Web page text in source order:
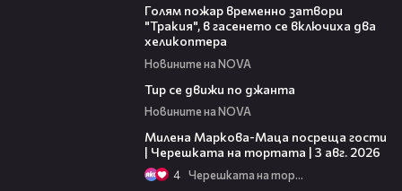
Голям пожар временно затвори
"Тракия", в гасенето се включиха два
хеликоптера
Новините на NOVA
Тир се движи по джанта
Новините на NOVA
Милена Маркова-Маца посреща гости
| Черешката на тортата | 3 авг. 2026
4 Черешката на тортата